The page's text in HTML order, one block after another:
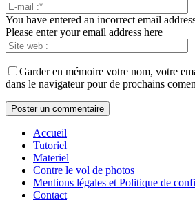
You have entered an incorrect email
Please enter your email address here
Garder en mémoire votre nom, votre
dans le navigateur pour de prochains
Accueil
Tutoriel
Materiel
Contre le vol de photos
Mentions légales et Politique de
Contact